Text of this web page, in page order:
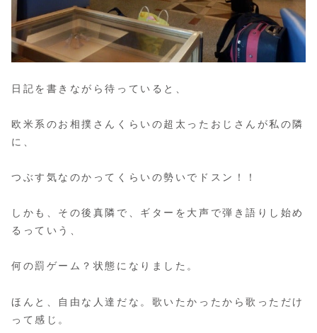
日記を書きながら待っていると、
欧米系のお相撲さんくらいの超太ったおじさんが私の隣
に、
つぶす気なのかってくらいの勢いでドスン！！
しかも、その後真隣で、ギターを大声で弾き語りし始め
るっていう、
何の罰ゲーム？状態になりました。
ほんと、自由な人達だな。歌いたかったから歌っただけ
って感じ。